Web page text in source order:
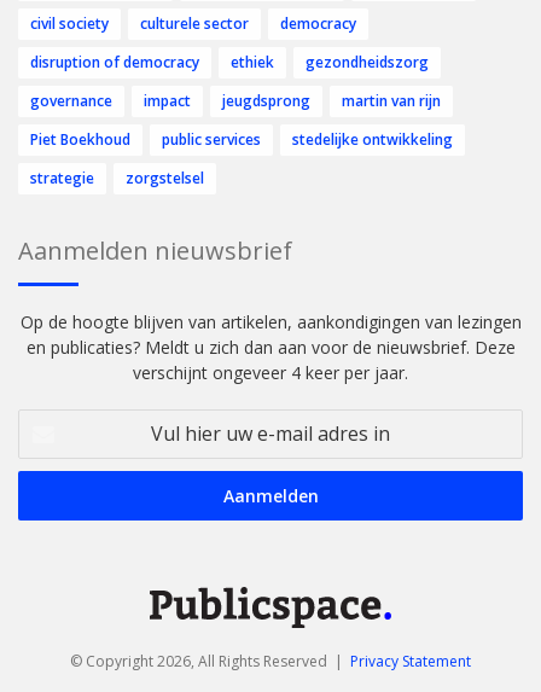
civil society
culturele sector
democracy
disruption of democracy
ethiek
gezondheidszorg
governance
impact jeugdsprong
martin van rijn
Piet Boekhoud
public services
stedelijke ontwikkeling
strategie
zorgstelsel
Aanmelden nieuwsbrief
Op de hoogte blijven van artikelen, aankondigingen van lezingen
en publicaties? Meldt u zich dan aan voor de nieuwsbrief. Deze
verschijnt ongeveer 4 keer per jaar.
uw
mail
© Copyright 2026, All Rights Reserved | Privacy Statement